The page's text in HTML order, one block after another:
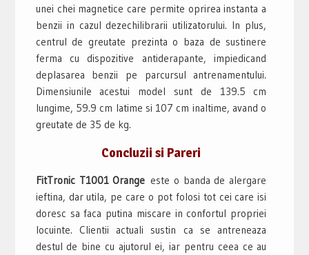
unei chei magnetice care permite oprirea instanta a
benzii in cazul dezechilibrarii utilizatorului. In plus,
centrul de greutate prezinta o baza de sustinere
ferma cu dispozitive antiderapante, impiedicand
deplasarea benzii pe parcursul antrenamentului.
Dimensiunile acestui model sunt de 139.5 cm
lungime, 59.9 cm latime si 107 cm inaltime, avand o
greutate de 35 de kg.
Concluzii si Pareri
FitTronic T1001 Orange este o banda de alergare
ieftina, dar utila, pe care o pot folosi tot cei care isi
doresc sa faca putina miscare in confortul propriei
locuinte. Clientii actuali sustin ca se antreneaza
destul de bine cu ajutorul ei, iar pentru ceea ce au